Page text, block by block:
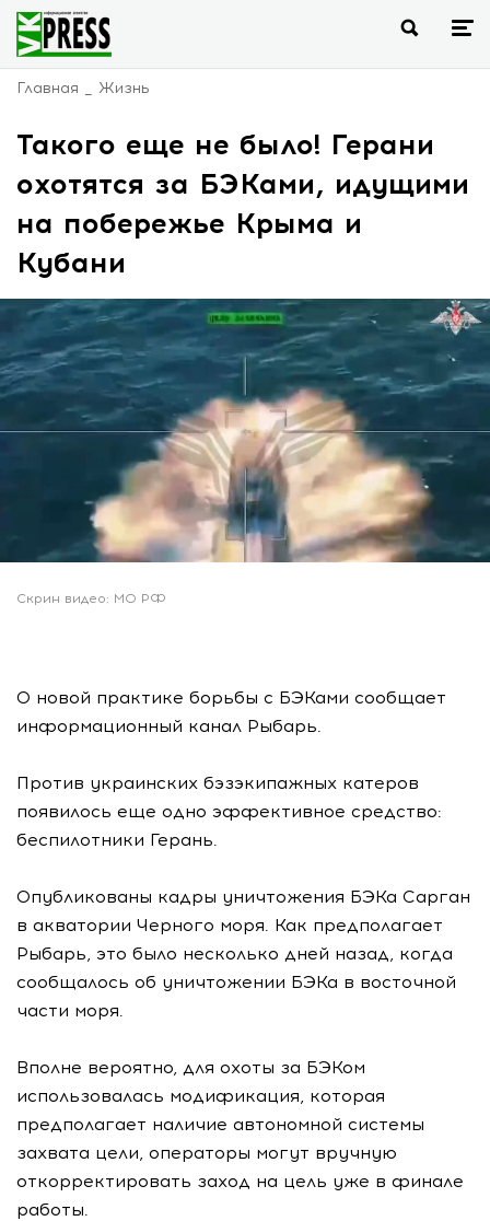
Главная Жизнь
Такого еще не было! Герани
охотятся за БЭКами, идущими
на побережье Крыма и
Кубани
Скрин видео: МО РФ
О новой практике борьбы с БЭКами сообщает
информационный канал Рыбарь.
Против украинских бэзэкипажных катеров
появилось еще одно эффективное средство:
беспилотники Герань.
Опубликованы кадры уничтожения БЭКа Сарган
в акватории Черного моря. Как предполагает
Рыбарь, это было несколько дней назад, когда
сообщалось об уничтожении БЭКа в восточной
части моря.
Вполне вероятно, для охоты за БЭКом
использовалась модификация, которая
предполагает наличие автономной системы
захвата цели, операторы могут вручную
откорректировать заход на цель уже в финале
работы.